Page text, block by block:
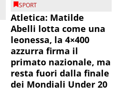
SPORT
Atletica: Matilde
Abelli lotta come una
leonessa, la 4×400
azzurra firma il
primato nazionale, ma
resta fuori dalla finale
dei Mondiali Under 20